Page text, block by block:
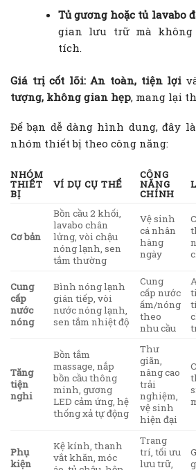
Tủ gương hoặc tủ lavabo
gian lưu trữ mà không
tích.
Giá trị cốt lõi: An toàn, tiện lợi
tượng, không gian hẹp, mang lại
Để bạn dễ dàng hình dung, đây
nhóm thiết bị theo công năng:
NHÓM
THIẾT
BỊ
VÍ DỤ CỤ THỂ
CÔNG
NĂNG
CHÍNH
Cơ bản
Bồn cầu 2 khối,
lavabo chân
lửng, vòi chậu
nóng lạnh, sen
tắm thường
Vệ sinh
cá nhân
hàng
ngày
Cung
cấp
nước
nóng
Bình nóng lạnh
gián tiếp, vòi
nước nóng lạnh,
sen tắm nhiệt độ
Cung
cấp nước
ấm/nóng
theo
nhu cầu
Tăng
tiện
nghi
Bồn tắm
massage, nắp
bồn cầu thông
minh, gương
LED cảm ứng, hệ
thống xả tự động
Thư
giãn,
nâng cao
trải
nghiệm,
vệ sinh
hiện đại
Phụ
kiện
Kệ kính, thanh
vắt khăn, móc
Trang
trí, tối ưu
lưu trữ,